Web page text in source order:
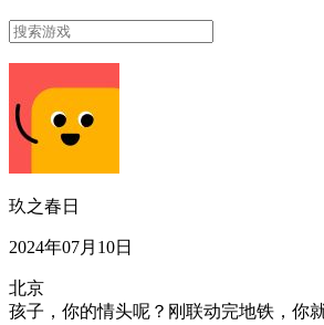
玖之春日
2024年07月10日
北京
孩子，你的情头呢？刚联动完地铁，你